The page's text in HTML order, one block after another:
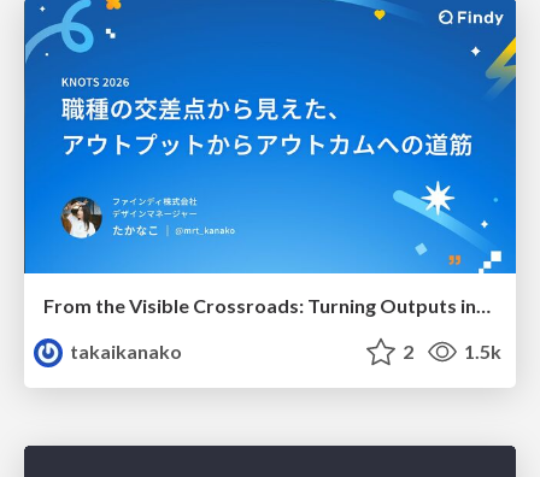
From the Visible Crossroads: Turning Outputs into Outcomes
takaikanako
2 1.5k